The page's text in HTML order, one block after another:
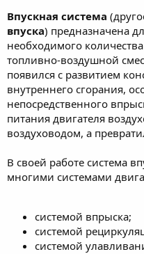
Впускная система
впуска) предназначена
необходимого
топливно-воздушной
появился с развитием
внутреннего сгорания,
непосредственного
питания двигателя
воздуховодом, а
В своей работе система
многими системами
системой впрыска;
системой
системой